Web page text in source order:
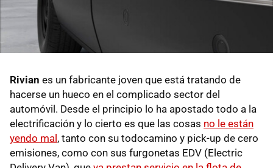
Rivian es un fabricante joven que está tratando de
hacerse un hueco en el complicado sector del
automóvil. Desde el principio lo ha apostado todo a la
electrificación y lo cierto es que las cosas no le están
yendo mal, tanto con su todocamino y pick-up de cero
emisiones, como con sus furgonetas EDV (Electric